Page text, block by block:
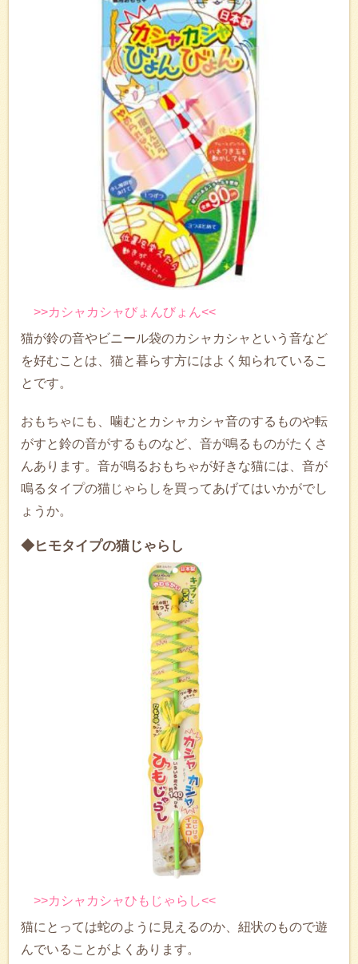
>>カシャカシャびょんびょん<<
猫が鈴の音やビニール袋のカシャカシャという音など
を好むことは、猫と暮らす方にはよく知られているこ
とです。
おもちゃにも、噛むとカシャカシャ音のするものや転
がすと鈴の音がするものなど、音が鳴るものがたくさ
んあります。音が鳴るおもちゃが好きな猫には、音が
鳴るタイプの猫じゃらしを買ってあげてはいかがでし
ょうか。
◆ヒモタイプの猫じゃらし
>>カシャカシャひもじゃらし<<
猫にとっては蛇のように見えるのか、紐状のもので遊
んでいることがよくあります。